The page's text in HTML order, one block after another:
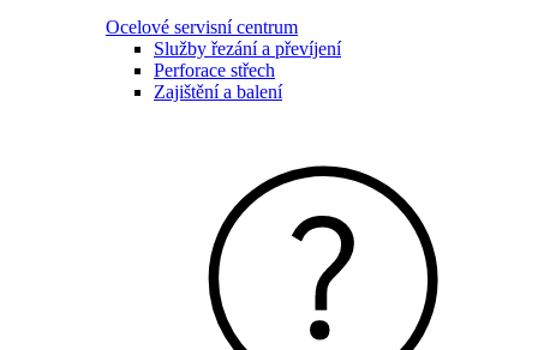
Ocelové servisní centrum
Služby řezání a převíjení
Perforace střech
Zajištění a balení